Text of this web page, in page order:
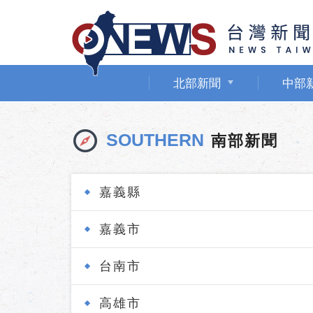
北部新聞 中部
SOUTHERN 南部新聞
嘉義縣
嘉義市
台南市
高雄市